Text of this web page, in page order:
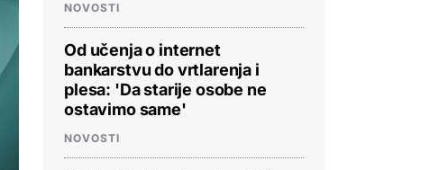
NOVOSTI
Od učenja o internet
bankarstvu do vrtlarenja i
plesa: 'Da starije osobe ne
ostavimo same'
NOVOSTI